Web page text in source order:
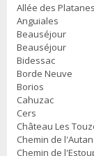
Allée des Platanes
Anguiales
Beauséjour
Beauséjour
Bidessac
Borde Neuve
Borios
Cahuzac
Cers
Château Les
Chemin de l'Autan
Chemin de